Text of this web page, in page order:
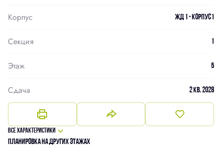
Корпус ЖД 1 - Корпус1
Секция 1
Этаж 5
Сдача 2 кв. 2028
Все характеристики
Планировка на других этажах